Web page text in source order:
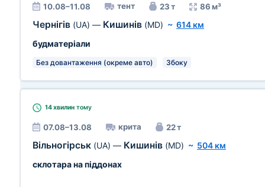
10.08–11.08 тент 23 т 86 м³
Чернігів (UA) — Кишинів (MD) ~ 614 км
будматеріали
Без довантаження (окреме авто) Збоку
14 хвилин тому
07.08–13.08 крита 22 т
Вільногірськ (UA) — Кишинів (MD) ~ 504 км
склотара на піддонах